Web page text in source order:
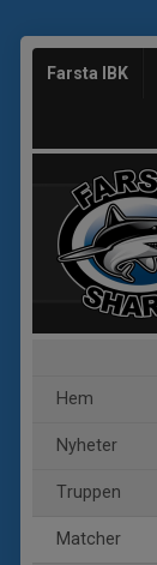
Farsta IBK
Hem
Nyheter
Truppen
Matcher